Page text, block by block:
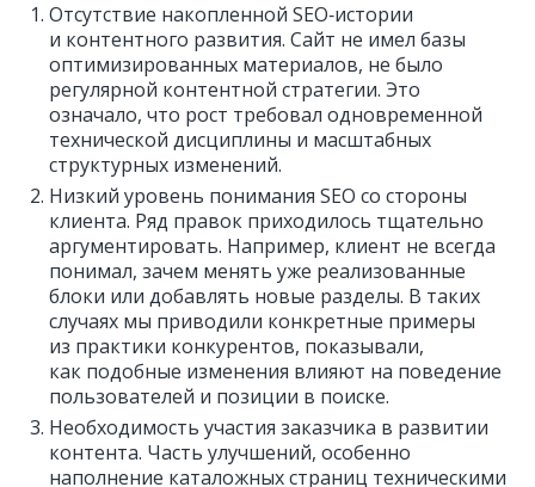
Отсутствие накопленной SEO‑истории
и контентного развития. Сайт не имел базы
оптимизированных материалов, не было
регулярной контентной стратегии. Это
означало, что рост требовал одновременной
технической дисциплины и масштабных
структурных изменений.
Низкий уровень понимания SEO со стороны
клиента. Ряд правок приходилось тщательно
аргументировать. Например, клиент не всегда
понимал, зачем менять уже реализованные
блоки или добавлять новые разделы. В таких
случаях мы приводили конкретные примеры
из практики конкурентов, показывали,
как подобные изменения влияют на поведение
пользователей и позиции в поиске.
Необходимость участия заказчика в развитии
контента. Часть улучшений, особенно
наполнение каталожных страниц техническими